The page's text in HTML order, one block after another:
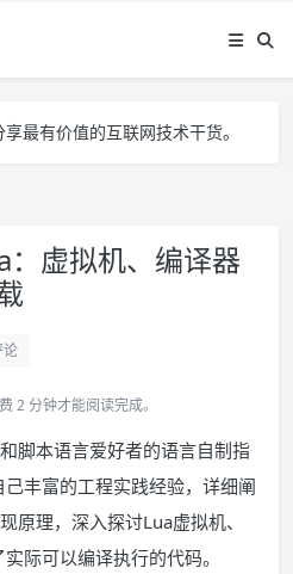
最有价值的互联网技术干货。
：虚拟机、编译器
论
2 分钟才能阅读完成。
脚本语言爱好者的语言自制指
丰富的工程实践经验，详细阐
原理，深入探讨Lua虚拟机、
际可以编译执行的代码。